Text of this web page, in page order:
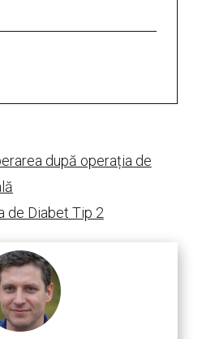
după operația de
de Diabet Tip 2